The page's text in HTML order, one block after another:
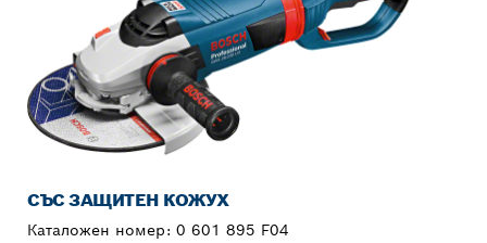
СЪС ЗАЩИТЕН КОЖУХ
Каталожен номер: 0 601 895 F04